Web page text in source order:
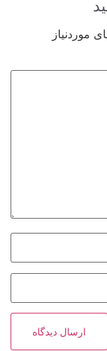
موردنیاز